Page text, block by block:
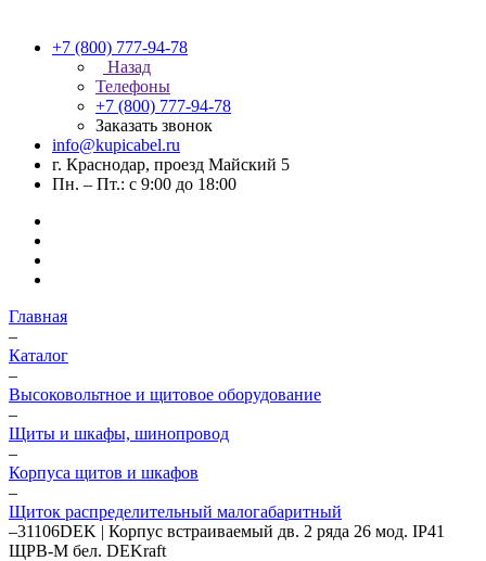
+7 (800) 777-94-78
Назад
Телефоны
+7 (800) 777-94-78
Заказать звонок
info@kupicabel.ru
г. Краснодар, проезд Майский 5
Пн. – Пт.: с 9:00 до 18:00
Главная
–
Каталог
–
Высоковольтное и щитовое оборудование
–
Щиты и шкафы, шинопровод
–
Корпуса щитов и шкафов
–
Щиток распределительный малогабаритный
–31106DEK | Корпус встраиваемый дв. 2 ряда 26 мод. IP41
ЩРВ-М бел. DEKraft